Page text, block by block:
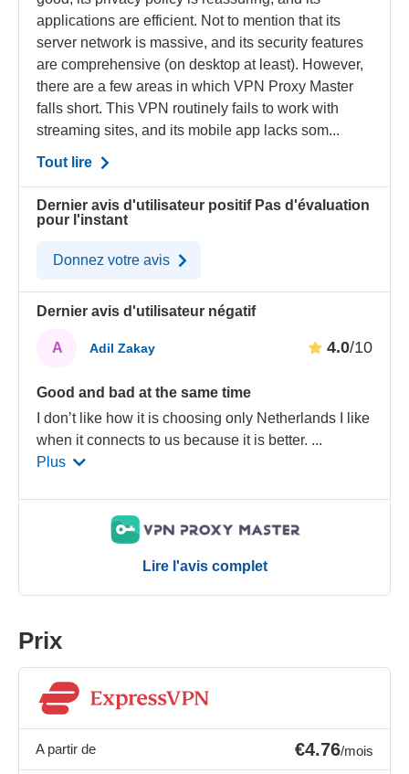
applications are efficient. Not to mention that its
server network is massive, and its security features
are comprehensive (on desktop at least). However,
there are a few areas in which VPN Proxy Master
falls short. This VPN routinely fails to work with
streaming sites, and its mobile app lacks som...
Tout lire
Dernier avis d'utilisateur positif Pas d'évaluation
pour l'instant
Donnez votre avis
Dernier avis d'utilisateur négatif
A Adil Zakay 4.0/10
Good and bad at the same time
I don’t like how it is choosing only Netherlands I like
when it connects to us because it is better. ...
Plus
Lire l'avis complet
Prix
A partir de €4.76/mois